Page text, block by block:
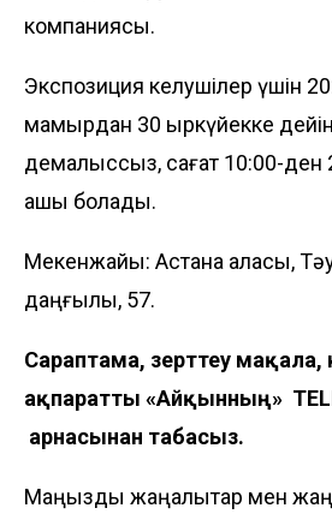
компаниясы.
Экспозиция келушілер үшін
мамырдан 30 қыркүйекке
демалыссыз, сағат 10:00-ден
ашық болады.
Мекенжайы: Астана қаласы,
даңғылы, 57.
Сараптама, зерттеу мақала,
ақпаратты «Айқынның»
арнасынан табасыз.
Маңызды жаңалықтар мен